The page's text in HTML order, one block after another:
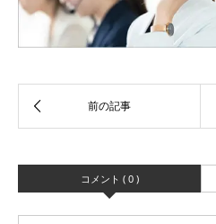
コメント ( 0 )